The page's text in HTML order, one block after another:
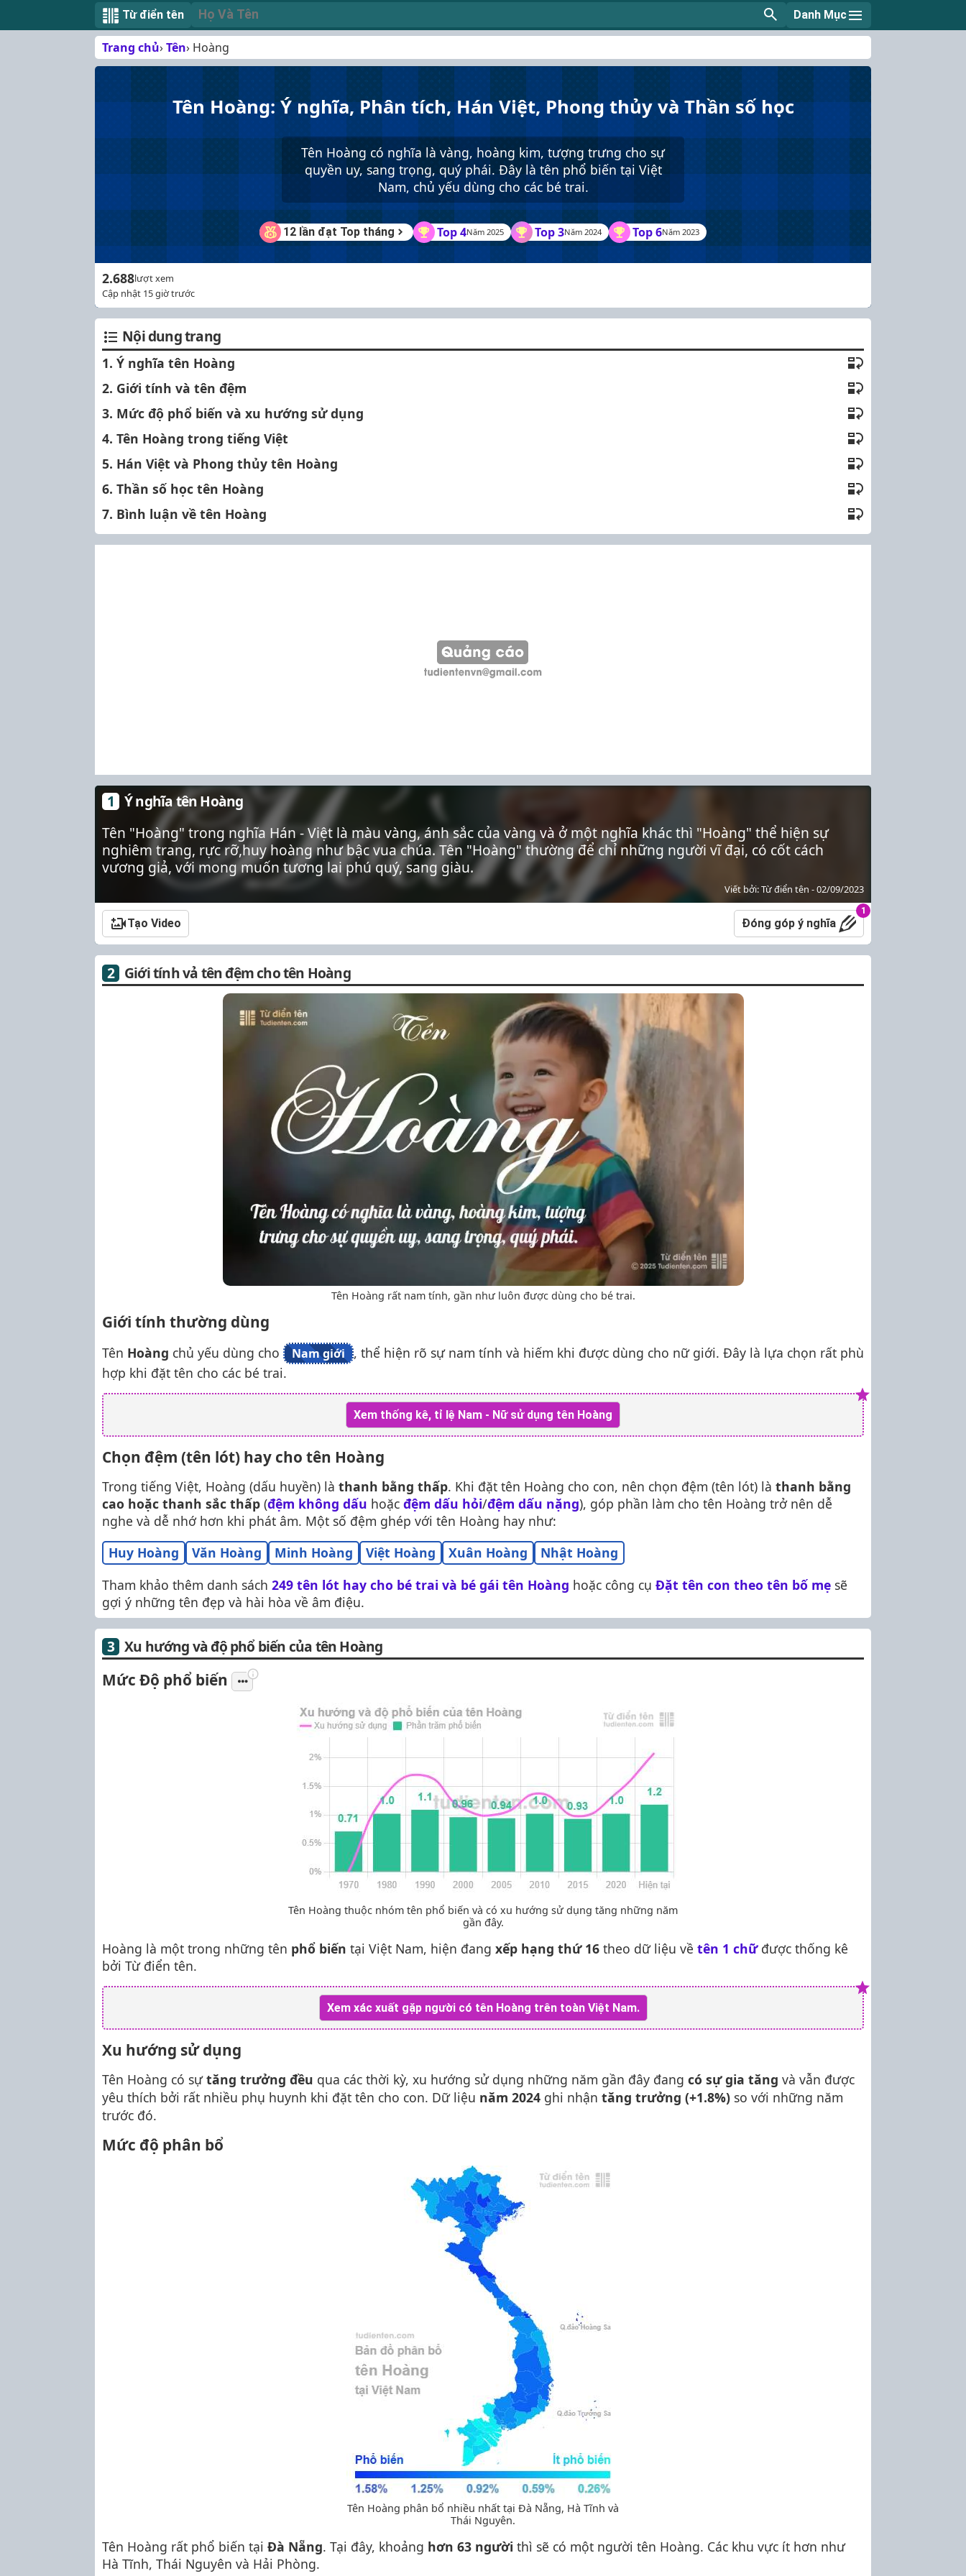
Từ điển tên Danh Mục
Trang chủ Tên Hoàng
Tên Hoàng: Ý nghĩa, Phân tích, Hán Việt, Phong thủy và Thần số học
Tên Hoàng có nghĩa là vàng, hoàng kim, tượng trưng cho sự
quyền uy, sang trọng, quý phái. Đây là tên phổ biến tại Việt
Nam, chủ yếu dùng cho các bé trai.
12 lần đạt Top tháng Top 4Năm 2025 Top 3Năm 2024 Top 6Năm 2023
2.688lượt xem
Cập nhật 15 giờ trước
Nội dung trang
1. Ý nghĩa tên Hoàng
2. Giới tính và tên đệm
3. Mức độ phổ biến và xu hướng sử dụng
4. Tên Hoàng trong tiếng Việt
5. Hán Việt và Phong thủy tên Hoàng
6. Thần số học tên Hoàng
7. Bình luận về tên Hoàng
Ý nghĩa tên Hoàng
Tên "Hoàng" trong nghĩa Hán - Việt là màu vàng, ánh sắc của vàng và ở một nghĩa khác thì "Hoàng" thể hiện sự
nghiêm trang, rực rỡ,huy hoàng như bậc vua chúa. Tên "Hoàng" thường để chỉ những người vĩ đại, có cốt cách
vương giả, với mong muốn tương lai phú quý, sang giàu.
Viết bởi: Từ điển tên - 02/09/2023
Tạo Video Đóng góp ý nghĩa
1
Giới tính vả tên đệm cho tên Hoàng
Tên Hoàng rất nam tính, gần như luôn được dùng cho bé trai.
Giới tính thường dùng
Tên Hoàng chủ yếu dùng cho Nam giới
, thể hiện rõ sự nam tính và hiếm khi được dùng cho nữ giới. Đây là lựa chọn rất phù
hợp khi đặt tên cho các bé trai.
Xem thống kê, tỉ lệ Nam - Nữ sử dụng tên Hoàng
Chọn đệm (tên lót) hay cho tên Hoàng
Trong tiếng Việt, Hoàng (dấu huyền) là thanh bằng thấp. Khi đặt tên Hoàng cho con, nên chọn đệm (tên lót) là thanh bằng
cao hoặc thanh sắc thấp (đệm không dấu hoặc đệm dấu hỏi/đệm dấu nặng), góp phần làm cho tên Hoàng trở nên dễ
nghe và dễ nhớ hơn khi phát âm. Một số đệm ghép với tên Hoàng hay như:
Huy Hoàng
Văn Hoàng Minh Hoàng Việt Hoàng Xuân Hoàng
Nhật Hoàng
Tham khảo thêm danh sách 249 tên lót hay cho bé trai và bé gái tên Hoàng hoặc công cụ Đặt tên con theo tên bố mẹ sẽ
gợi ý những tên đẹp và hài hòa về âm điệu.
Xu hướng và độ phổ biến của tên Hoàng
Mức Độ phổ biến
Tên Hoàng thuộc nhóm tên phổ biến và có xu hướng sử dụng tăng những năm
gần đây.
Hoàng là một trong những tên phổ biến tại Việt Nam, hiện đang xếp hạng thứ 16 theo dữ liệu về tên 1 chữđược thống kê
bởi Từ điển tên.
Xem xác xuất gặp người có tên Hoàng trên toàn Việt Nam.
Xu hướng sử dụng
Tên Hoàng có sựtăng trưởng đều qua các thời kỳ, xu hướng sử dụng những năm gần đây đang có sự gia tăng và vẫn được
yêu thích bởi rất nhiều phụ huynh khi đặt tên cho con. Dữ liệu năm 2024 ghi nhận tăng trưởng (+1.8%) so với những năm
trước đó.
Mức độ phân bổ
Tên Hoàng phân bổ nhiều nhất tại Đà Nẵng, Hà Tĩnh và
Thái Nguyên.
Tên Hoàng rất phổ biến tại Đà Nẵng. Tại đây, khoảng hơn 63 người thì sẽ có một người tên Hoàng. Các khu vực ít hơn như
Hà Tĩnh, Thái Nguyên và Hải Phòng.